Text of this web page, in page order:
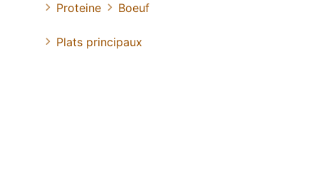
Proteine Boeuf
Plats principaux